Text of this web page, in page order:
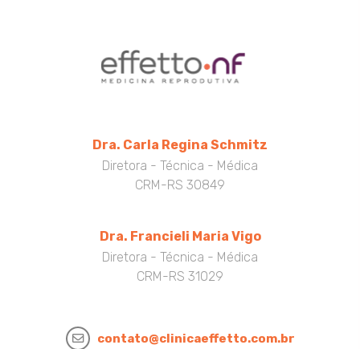
Dra. Carla Regina Schmitz
Diretora - Técnica - Médica
CRM-RS 30849
Dra. Francieli Maria Vigo
Diretora - Técnica - Médica
CRM-RS 31029
contato@clinicaeffetto.com.br